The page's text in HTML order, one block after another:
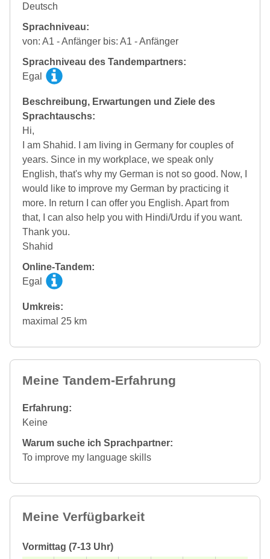
Deutsch
Sprachniveau:
von: A1 - Anfänger bis: A1 - Anfänger
Sprachniveau des Tandempartners:
Egal
Beschreibung, Erwartungen und Ziele des
Sprachtauschs:
Hi,
I am Shahid. I am Iiving in Germany for couples of
years. Since in my workplace, we speak only
English, that's why my German is not so good. Now, I
would like to improve my German by practicing it
more. In return I can offer you English. Apart from
that, I can also help you with Hindi/Urdu if you want.
Thank you.
Shahid
Online-Tandem:
Egal
Umkreis:
maximal 25 km
Meine Tandem-Erfahrung
Erfahrung:
Keine
Warum suche ich Sprachpartner:
To improve my language skills
Meine Verfügbarkeit
Vormittag (7-13 Uhr)